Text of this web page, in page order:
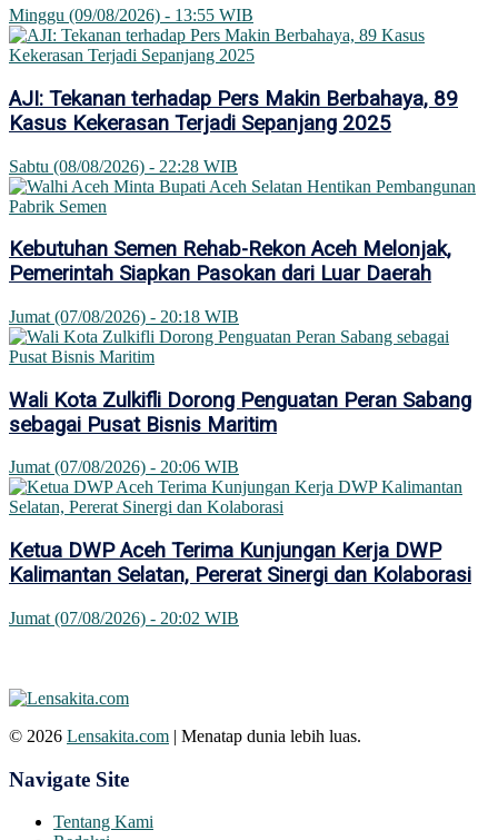
Minggu (09/08/2026) - 13:55 WIB
AJI: Tekanan terhadap Pers Makin Berbahaya, 89
Kasus Kekerasan Terjadi Sepanjang 2025
Sabtu (08/08/2026) - 22:28 WIB
Kebutuhan Semen Rehab-Rekon Aceh Melonjak,
Pemerintah Siapkan Pasokan dari Luar Daerah
Jumat (07/08/2026) - 20:18 WIB
Wali Kota Zulkifli Dorong Penguatan Peran Sabang
sebagai Pusat Bisnis Maritim
Jumat (07/08/2026) - 20:06 WIB
Ketua DWP Aceh Terima Kunjungan Kerja DWP
Kalimantan Selatan, Pererat Sinergi dan Kolaborasi
Jumat (07/08/2026) - 20:02 WIB
© 2026 Lensakita.com | Menatap dunia lebih luas.
Navigate Site
Tentang Kami